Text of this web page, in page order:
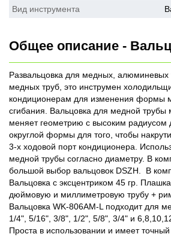
Вид инструмента
Общее описание -
Развальцовка для медных, алюминевых
медных труб, это инструмен
кондиционерам для изменения формы
сгибания. Вальцовка для медной трубы
меняет геометрию с высоким радиусом
округлой формы для того, чтобы
3-х ходовой порт кондиционера.
медной трубы согласно диаметру. В
большой выбор вальцовок DSZH. В
Вальцовка с эксцентриком 45 гр.
дюймовую и миллиметровую трубу +
Вальцовка WK-806AM-L подходит для
1/4", 5/16", 3/8", 1/2", 5/8", 3/4" и
Проста в использовании и имеет точный